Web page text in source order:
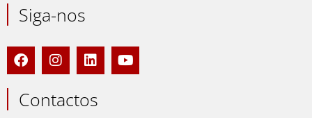
Siga-nos
F
a
c
e
b
I
n
s
t
a
L
i
n
k
e
Y
o
u
Contactos